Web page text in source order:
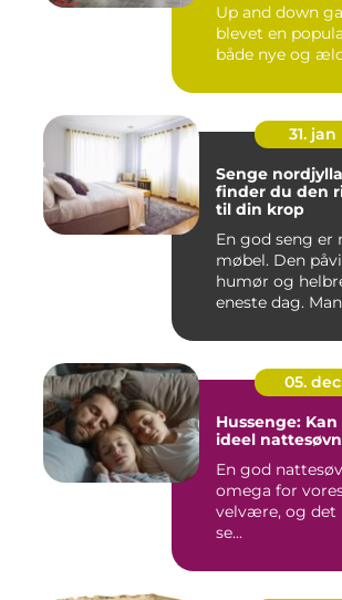
Up and down
blevet en
både nye og
31. jan
Senge nordjylland
finder du den
til din krop
En god seng er
møbel. Den
humør og
eneste dag.
05. dec
Hussenge:
ideel nattesøvn
En god
omega for
velvære, og det
se...